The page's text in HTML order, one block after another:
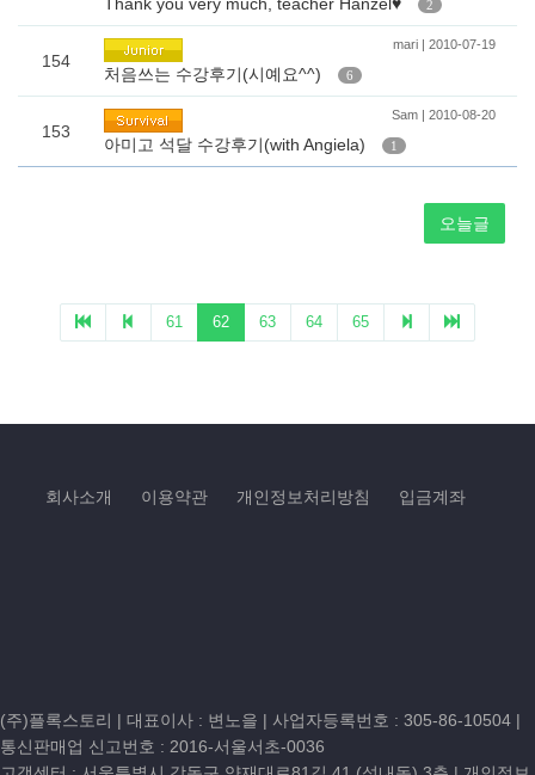
회사소개 이용약관 개인정보처리방침 입금계좌
(주)플록스토리 | 대표이사 : 변노을 | 사업자등록번호 : 305-86-10504 |
통신판매업 신고번호 : 2016-서울서초-0036